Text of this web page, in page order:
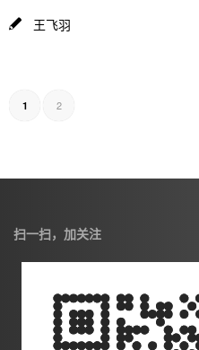
王飞羽
1 2
扫一扫，加关注